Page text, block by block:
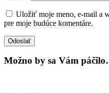
Uložiť moje meno, e-mail a
pre moje budúce komentáre.
Možno by sa Vám